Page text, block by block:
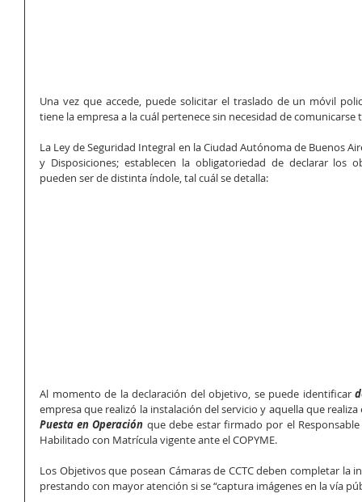
Una vez que accede, puede solicitar el traslado de un móvil
tiene la empresa a la cuál pertenece sin necesidad de
La Ley de Seguridad Integral en la Ciudad Autónoma de Buenos
y Disposiciones; establecen la obligatoriedad de declarar los
pueden ser de distinta índole, tal cuál se detalla:
Al momento de la declaración del objetivo, se puede identificar
empresa que realizó la instalación del servicio y aquella que
Puesta en Operación que debe estar firmado por el
Habilitado con Matrícula vigente ante el COPYME.
Los Objetivos que posean Cámaras de CCTC deben completar la
prestando con mayor atención si se “captura imágenes en la vía